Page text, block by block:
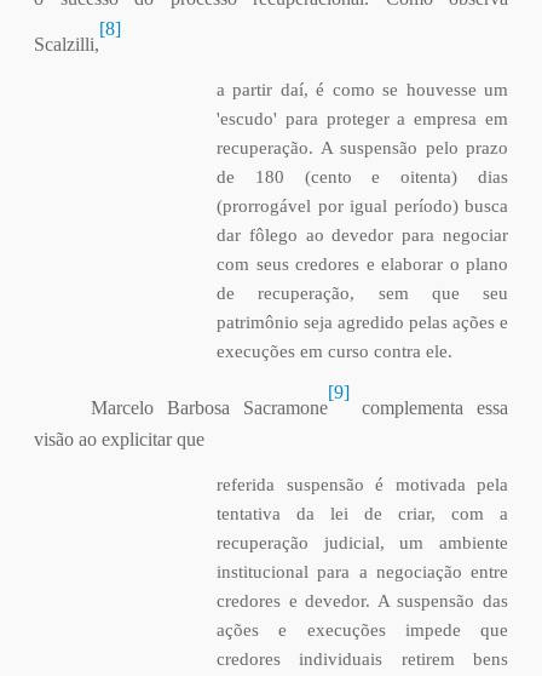
Scalzilli,
[8]
a partir daí, é como se houvesse um
'escudo' para proteger a empresa em
recuperação. A suspensão pelo prazo
de 180 (cento e oitenta) dias
(prorrogável por igual período) busca
dar fôlego ao devedor para negociar
com seus credores e elaborar o plano
de recuperação, sem que seu
patrimônio seja agredido pelas ações e
execuções em curso contra ele.
Marcelo Barbosa Sacramone
[9]
complementa essa
visão ao explicitar que
referida suspensão é motivada pela
tentativa da lei de criar, com a
recuperação judicial, um ambiente
institucional para a negociação entre
credores e devedor. A suspensão das
ações e execuções impede que
credores individuais retirem bens